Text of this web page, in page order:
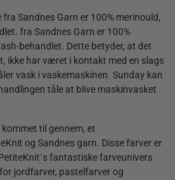
Sandnes Garn er 100% merinould,
fra Sandnes Garn er 100%
behandlet. Dette betyder, at det
ikke har været i kontakt med en slags
vask i vaskemaskinen. Sunday kan
tåle at blive maskinvasket
til gennem, et
og Sandnes garn. Disse farver er
fantastiske farveunivers
jordfarver, pastelfarver og